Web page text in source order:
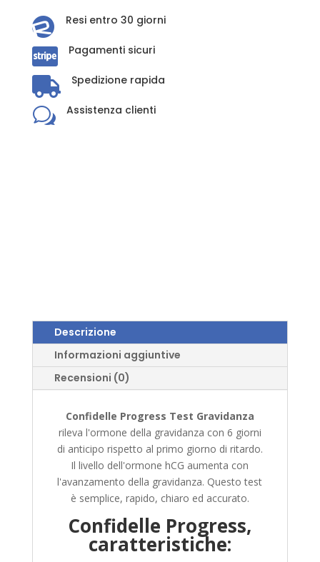
 Resi entro 30 giorni
 Pagamenti sicuri
 Spedizione rapida
w Assistenza clienti
Descrizione
Informazioni aggiuntive
Recensioni (0)
Confidelle Progress Test Gravidanza
rileva l'ormone della gravidanza con 6 giorni
di anticipo rispetto al primo giorno di ritardo.
Il livello dell'ormone hCG aumenta con
l'avanzamento della gravidanza. Questo test
è semplice, rapido, chiaro ed accurato.
Confidelle Progress,
caratteristiche: